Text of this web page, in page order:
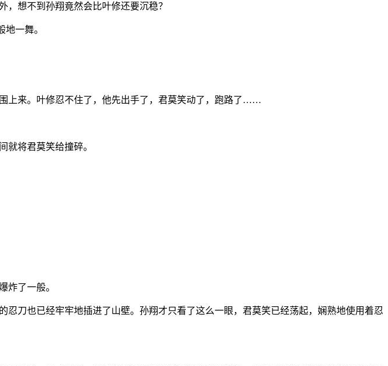
想不到孙翔竟然会比叶修还要沉稳？
一舞。
上来。叶修忍不住了，他先出手了，君莫笑动了，跑路了……
就将君莫笑给撞碎。
炸了一般。
刀也已经牢牢地插进了山壁。孙翔才只看了这么一眼，君莫笑已经荡起，娴熟地使用着忍